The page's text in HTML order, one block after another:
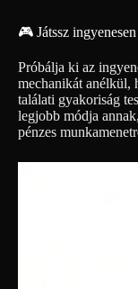
🎮 Játssz
Próbálja ki az
mechanikát anélkül,
találati gyakoriság
legjobb módja
pénzes